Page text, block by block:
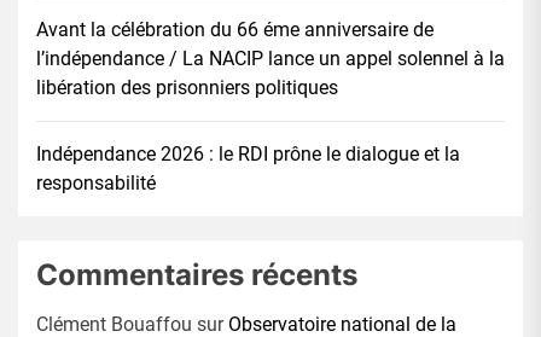
Avant la célébration du 66 éme anniversaire de
l’indépendance / La NACIP lance un appel solennel à la
libération des prisonniers politiques
Indépendance 2026 : le RDI prône le dialogue et la
responsabilité
Commentaires récents
Clément Bouaffou sur Observatoire national de la